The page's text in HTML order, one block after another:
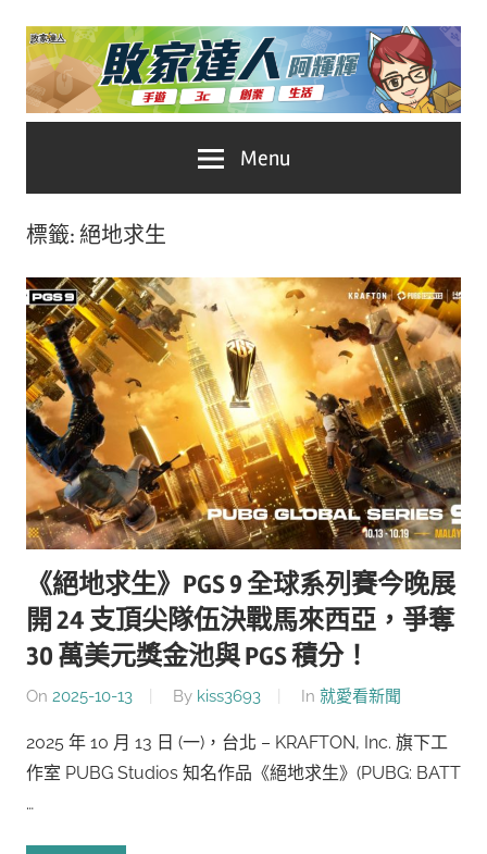
Skip
content
家
人
推
薦
No.1
遊
戲
科
技
自
媒
體。
Menu
標籤: 絕地求生
《絕地求生》PGS 9 全球系列賽今晚展
開 24 支頂尖隊伍決戰馬來西亞，爭奪
30 萬美元獎金池與 PGS 積分！
On 2025-10-13 By kiss3693 In 就愛看新聞
2025 年 10 月 13 日 (一)，台北 – KRAFTON, Inc. 旗下工
作室 PUBG Studios 知名作品《絕地求生》(PUBG: BATT
…